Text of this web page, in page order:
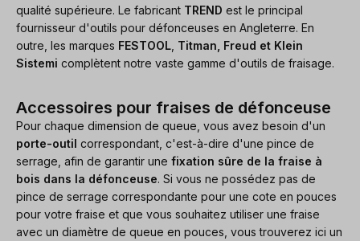
qualité supérieure. Le fabricant TREND est le principal
fournisseur d'outils pour défonceuses en Angleterre. En
outre, les marques FESTOOL Titman, Freud et Klein
Sistemi complètent notre vaste gamme d'outils de fraisage.
Accessoires pour fraises de défonceuse
Pour chaque dimension de queue, vous avez besoin d'un
porte-outil correspondant, c'est-à-dire d'une pince de
serrage, afin de garantir une fixation sûre de la fraise à
bois dans la défonceuse. Si vous ne possédez pas de
pince de serrage correspondante pour une cote en pouces
pour votre fraise et que vous souhaitez utiliser une fraise
avec un diamètre de queue en pouces, vous trouverez ici un